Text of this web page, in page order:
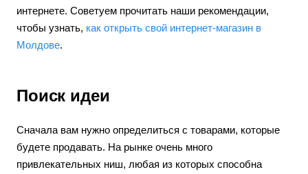
интернете. Советуем прочитать наши рекомендации,
чтобы узнать, как открыть свой интернет-магазин в
Молдове.
Поиск идеи
Сначала вам нужно определиться с товарами, которые
будете продавать. На рынке очень много
привлекательных ниш, любая из которых способна